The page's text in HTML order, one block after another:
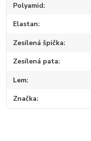
Polyamid
Elastan
Zesílená špička
Zesílená pata
Lem
Značka